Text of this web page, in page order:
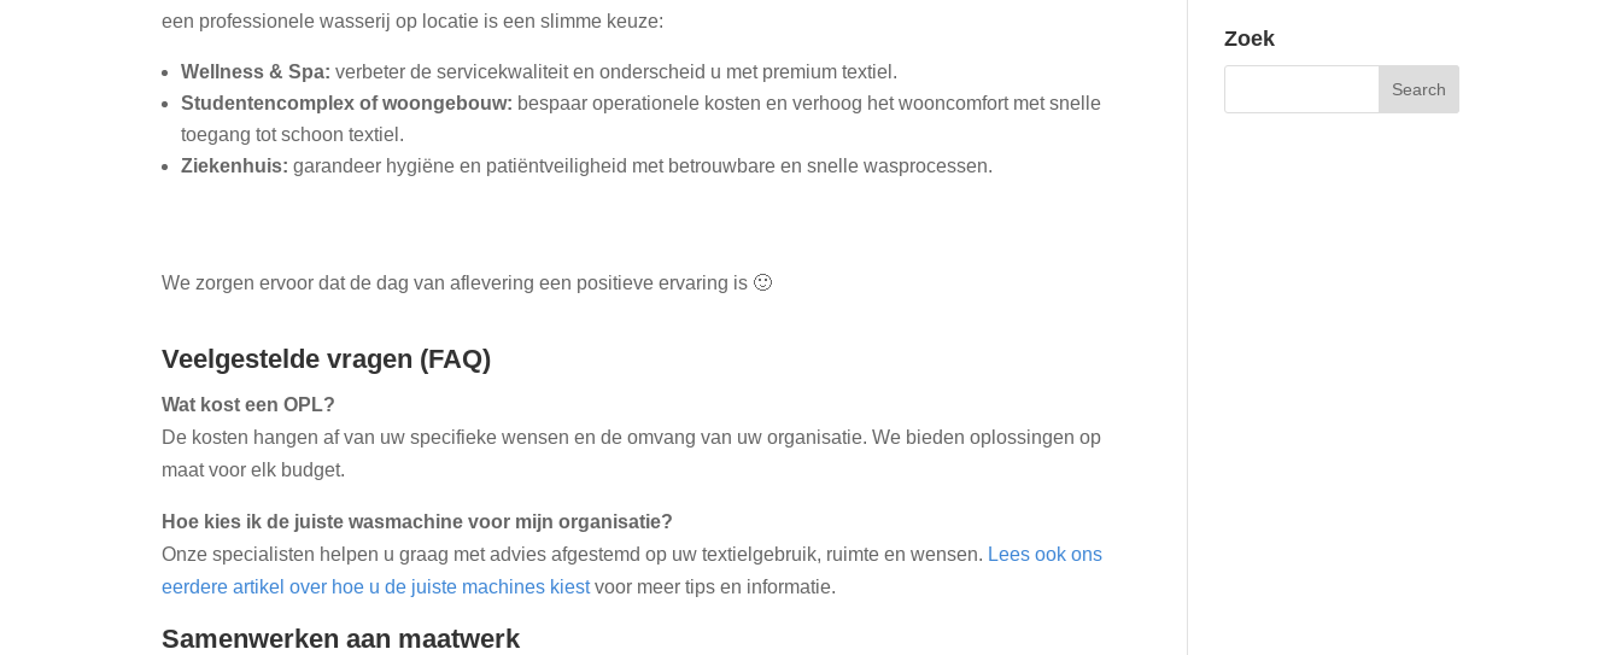
een professionele wasserij op locatie is een slimme keuze:
Wellness & Spa: verbeter de servicekwaliteit en onderscheid u met premium textiel.
Studentencomplex of woongebouw: bespaar operationele kosten en verhoog het wooncomfort met snelle
toegang tot schoon textiel.
Ziekenhuis: garandeer hygiëne en patiëntveiligheid met betrouwbare en snelle wasprocessen.
We zorgen ervoor dat de dag van aflevering een positieve ervaring is 🙂
Veelgestelde vragen (FAQ)
Wat kost een OPL?
De kosten hangen af van uw specifieke wensen en de omvang van uw organisatie. We bieden oplossingen op
maat voor elk budget.
Hoe kies ik de juiste wasmachine voor mijn organisatie?
Onze specialisten helpen u graag met advies afgestemd op uw textielgebruik, ruimte en wensen. Lees ook ons
eerdere artikel over hoe u de juiste machines kiestvoor meer tips en informatie.
Samenwerken aan maatwerk
Zoek